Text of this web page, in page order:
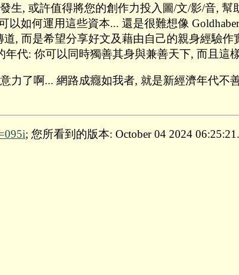
生, 或許值得將您的創作力投入圖/文/影/音, 幫
如何運用這些資本... 還是很難想像
, 而是希望分享好文及藉由自己的親身經驗
代: 你可以同時獨善其身與兼善天下, 而且這
力了啊... 網路成癮如我者, 就是新經濟年代不
; 您所看到的版本: October 04 2024 06:25:21.